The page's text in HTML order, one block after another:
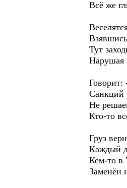
Всё же
Тут
Нарушая
Говорит:
Санкций
Не
Кто-то
Груз
Каждый
Кем-то в
Заменён